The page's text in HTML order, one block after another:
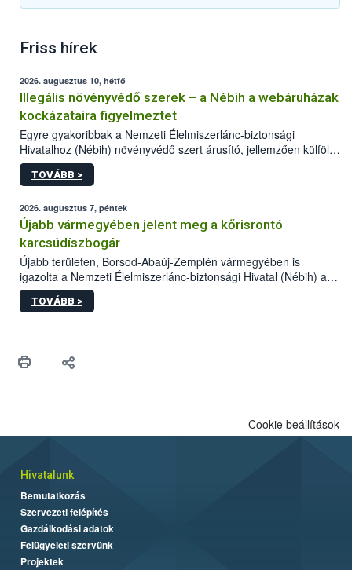
Friss hírek
2026. augusztus 10, hétfő
Illegális növényvédő szerek – a Nébih a webáruházak
kockázataira figyelmeztet
Egyre gyakoribbak a Nemzeti Élelmiszerlánc-biztonsági
Hivatalhoz (Nébih) növényvédő szert árusító, jellemzően külföldi
honlapok kapcsán érkező bejelentések. Emellett az ilyen
termékeket kínáló kéretlen online reklámok mennyisége is
összegyűjtötte az illegális növényvédő szerek kapcsán
előforduló árulkodó jeleket, valamint a webáruházakból való
vásárlás kockázatait.
TOVÁBB >
2026. augusztus 7, péntek
Újabb vármegyében jelent meg a kőrisrontó
karcsúdíszbogár
Újabb területen, Borsod-Abaúj-Zemplén vármegyében is
igazolta a Nemzeti Élelmiszerlánc-biztonsági Hivatal (Nébih) a
kőrisrontó karcsúdíszbogár (Agrilus planipennis) jelenlétét. A
kártevőt nem csak színcsapdában találták meg, de már fertőzött
az intenzív felderítést, emellett az intézkedéseket a szlovák
TOVÁBB >
Cookie beállítások
Hivatalunk
Bemutatkozás
Szervezeti felépítés
Gazdálkodási adatok
Felügyeleti szervünk
Projektek